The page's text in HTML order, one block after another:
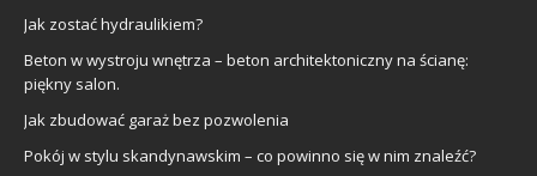
Jak zostać hydraulikiem?
Beton w wystroju wnętrza – beton architektoniczny na ścianę:
piękny salon.
Jak zbudować garaż bez pozwolenia
Pokój w stylu skandynawskim – co powinno się w nim znaleźć?